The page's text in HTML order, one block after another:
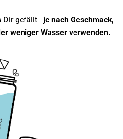
Dir gefällt - je nach Geschmack,
weniger Wasser verwenden.